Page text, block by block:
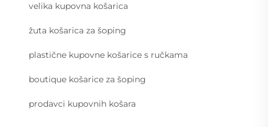
velika kupovna košarica
žuta košarica za šoping
plastične kupovne košarice s ručkama
boutique košarice za šoping
prodavci kupovnih košara